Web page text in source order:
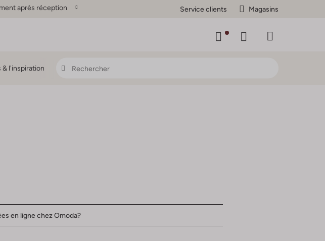
après réception Service clients Magasins
& l'inspiration
en ligne chez Omoda?